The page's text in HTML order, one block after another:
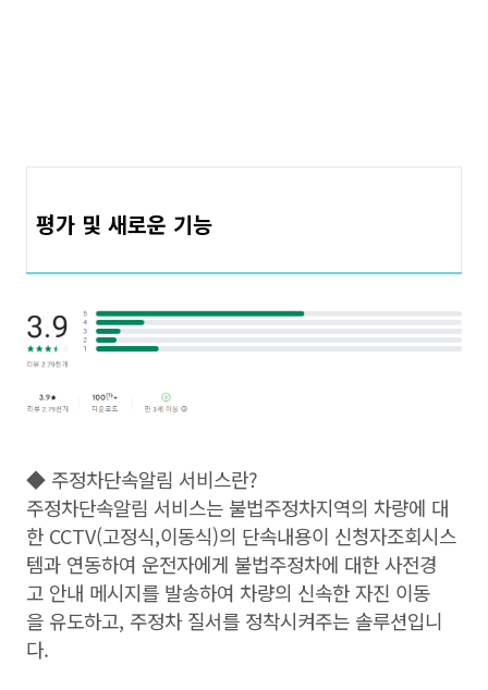
평가 및 새로운 기능
◆ 주정차단속알림 서비스란?
주정차단속알림 서비스는 불법주정차지역의 차량에 대
한 CCTV(고정식,이동식)의 단속내용이 신청자조회시스
템과 연동하여 운전자에게 불법주정차에 대한 사전경
고 안내 메시지를 발송하여 차량의 신속한 자진 이동
을 유도하고, 주정차 질서를 정착시켜주는 솔루션입니
다.